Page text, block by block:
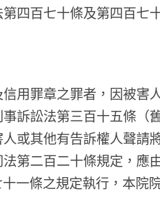
四百七十條及第四百七
用罪章之罪者，因被害
訴訟法第三百十五條（
或其他有告訴權人聲請
第二百二十條規定，應
一條之規定執行，本院